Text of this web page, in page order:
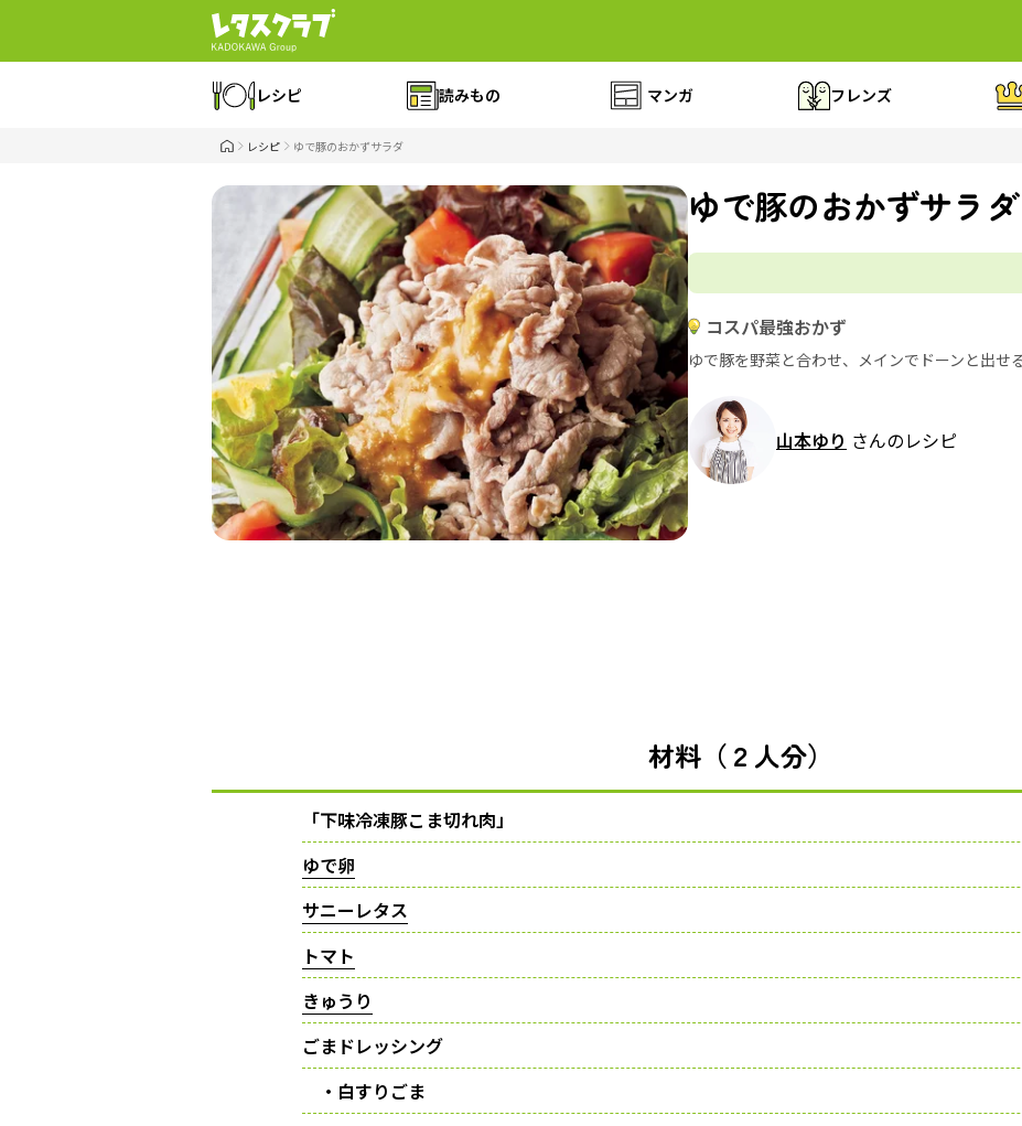
レシピ 読みもの マンガ フレンズ
レシピ ゆで豚のおかずサラダ
ゆで豚のおかずサラダ
コスパ最強おかず
ゆで豚を野菜と合わせ、メインでドーンと出せ
山本ゆり さんのレシピ
材料（２人分）
「下味冷凍豚こま切れ肉」
ゆで卵
サニーレタス
トマト
きゅうり
ごまドレッシング
・白すりごま